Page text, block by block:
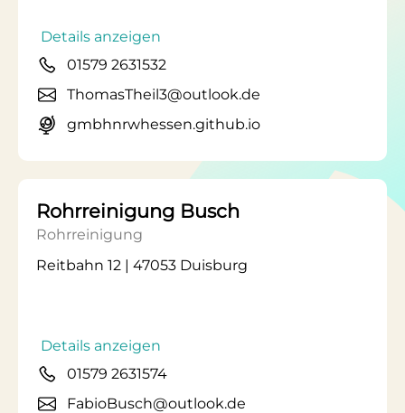
Details anzeigen
01579 2631532
ThomasTheil3@outlook.de
gmbhnrwhessen.github.io
Rohrreinigung Busch
Rohrreinigung
Reitbahn 12 | 47053 Duisburg
Details anzeigen
01579 2631574
FabioBusch@outlook.de